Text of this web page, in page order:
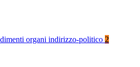
organi indirizzo-politico 2